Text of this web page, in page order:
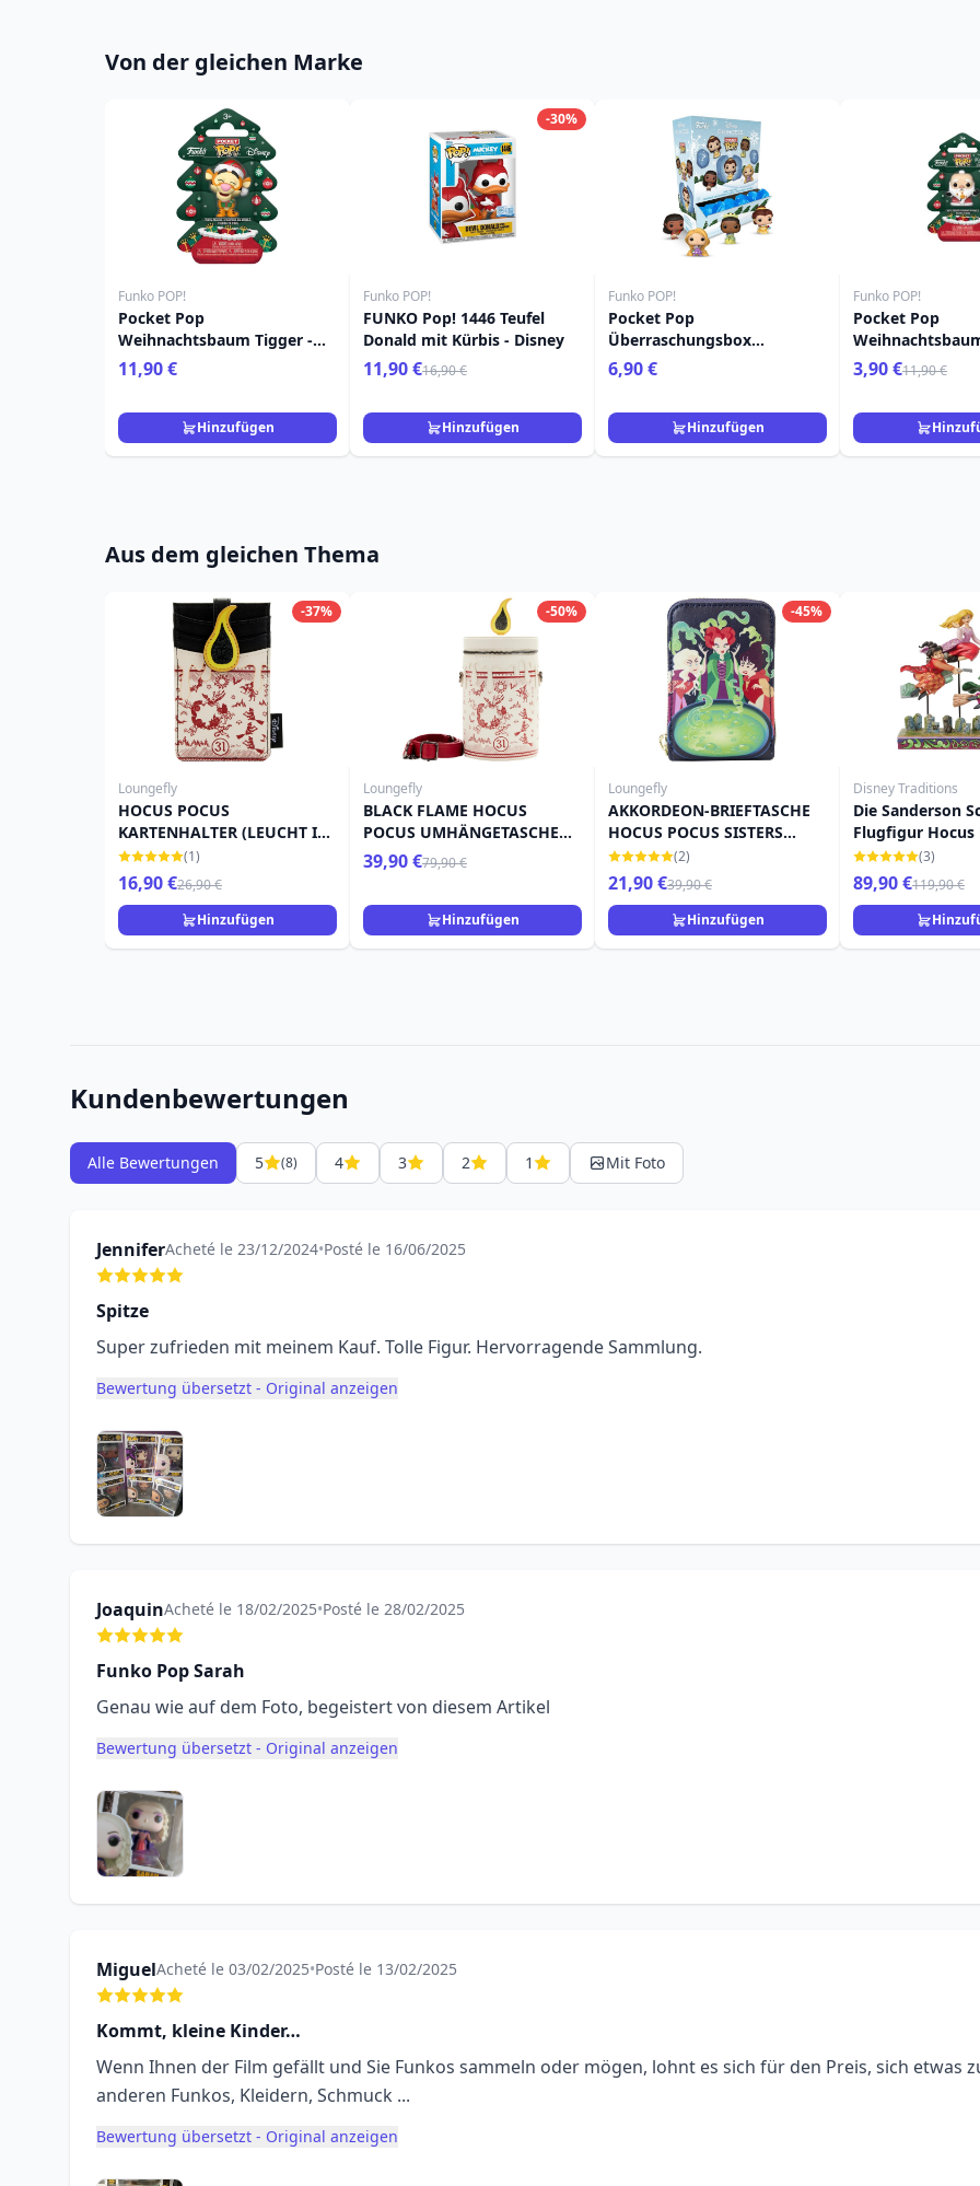
Von der gleichen Marke
Funko POP!
Pocket Pop
Weihnachtsbaum Tigger -
Disney Winnie Puuh
11,90 €
Hinzufügen
-30%
Funko POP!
FUNKO Pop! 1446 Teufel
Donald mit Kürbis - Disney
11,90 €16,90 €
Hinzufügen
Funko POP!
Pocket Pop
Überraschungsbox
Prinzessinnenurlaub - Disney
6,90 €
Hinzufügen
Funko POP!
Pocket Pop
Clauss - Disney
Before Christmas
3,90 €11,90 €
Aus dem gleichen Thema
-37%
Loungefly
HOCUS POCUS
KARTENHALTER (LEUCHT IM
DUNKEL) – DISNEY
LOUNGEFLY
(1)
16,90 €26,90 €
Hinzufügen
-50%
Loungefly
BLACK FLAME HOCUS
POCUS UMHÄNGETASCHE
(LEUCHT IM DUNKEL) –
DISNEY LOUNGEFLY
39,90 €79,90 €
Hinzufügen
-45%
Loungefly
AKKORDEON-BRIEFTASCHE
HOCUS POCUS SISTERS
SANDERSON CAULDRON
GLOW – DISNEY LOUNGEFLY
(2)
21,90 €39,90 €
Hinzufügen
Disney Traditions
Die Sanderson
Flugfigur Hocus
DISNEY
(3)
89,90 €119,90 €
Kundenbewertungen
Alle Bewertungen 5 (8) 4 3 2 1 Mit Foto
JenniferAcheté le 23/12/2024•Posté le 16/06/2025
Spitze
Super zufrieden mit meinem Kauf. Tolle Figur. Hervorragende Sammlung.
Bewertung übersetzt - Original anzeigen
JoaquinAcheté le 18/02/2025•Posté le 28/02/2025
Funko Pop Sarah
Genau wie auf dem Foto, begeistert von diesem Artikel
Bewertung übersetzt - Original anzeigen
MiguelAcheté le 03/02/2025•Posté le 13/02/2025
Kommt, kleine Kinder…
Wenn Ihnen der Film gefällt und Sie Funkos sammeln oder mögen, lohnt es sich für den Preis, sich etwas
anderen Funkos, Kleidern, Schmuck ...
Bewertung übersetzt - Original anzeigen